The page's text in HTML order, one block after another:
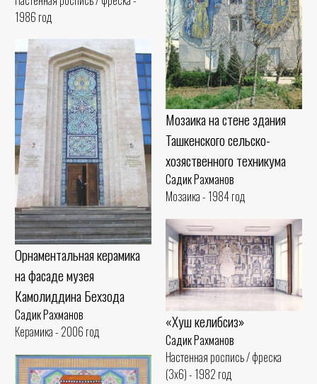
1986 год
Мозаика на стене здания
Ташкенского сельско-
хозяственного техникума
Садик Рахманов
Мозаика - 1984 год
Орнаментальная керамика
на фасаде музея
Камолиддина Бехзода
Садик Рахманов
Керамика - 2006 год
«Хуш келибсиз»
Садик Рахманов
Настенная роспись / фреска
(3x6) - 1982 год